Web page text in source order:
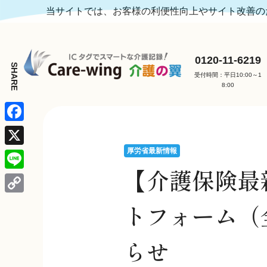
0120-11-6219
受付時間：平日10:00～1
8:00
厚労省最新情報
【介護保険
トフォーム
らせ
F
a
c
e
X
L
当サイトでは、お客様の利便性向上やサイト改善